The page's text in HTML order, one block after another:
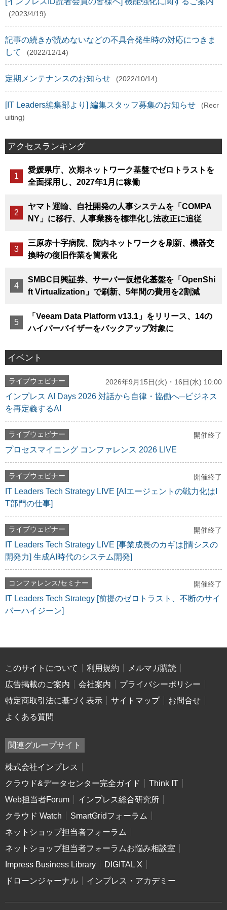
(2023/4/19)
記事の続きが読めないなどの不具合発生時の対応につきま
して
(2022/12/14)
定期メンテナンスのお知らせ (2022/10/14)
[IT Leaders編集部より] 編集スタッフ募集のお知らせ
(Recr
uiting)
アクセスランキング
愛媛県庁、次期ネットワーク基盤でゼロトラストを
全面採用し、2027年1月に稼働
ヤマト運輸、自社開発の人事システムを「COMPA
NY」に移行、人事業務を標準化し法改正に追従
三原赤十字病院、院内ネットワークを刷新、機器交
換時の復旧作業を簡素化
SMBC日興証券、サーバー仮想化基盤を「OpenShi
ft Virtualization」で刷新、5年間の費用を2割減
「Veeam Data Platform v13.1」をリリース、14の
ハイパーバイザーをバックアップ対象に
イベント
ライブウェビナー 2026年9月15日(火)・16日(水) 10:00
インプレス AI Days 2026 対話から自律・協働へ─ビジネス
を再定義するAI
ライブウェビナー 開催終了
プロセスマイニング コンファレンス 2026 LIVE
ライブウェビナー 開催終了
IT Leaders Tech Strategy LIVE [AIエージェントの戦力化はI
T部門の仕事]
ライブウェビナー 開催終了
IT Leaders Tech Strategy LIVE [事業成長のカギは[情シスの
開発力] 生成AI時代のシステム開発]
コンファレンス/セミナー 開催終了
IT Leaders Tech Strategy [前提のゼロトラスト、不断のサイ
バーハイジーン]
このサイトについて 利用規約
メルマガ購読
広告掲載のご案内
会社案内
プライバシーポリシー
特定商取引法に基づく表示
サイトマップ
お問合せ
よくある質問
関連グループサイト
株式会社インプレス
クラウド&データセンター完全ガイド
Think IT
Web担当者Forum
インプレス総合研究所
クラウド Watch
SmartGridフォーラム
ネットショップ担当者フォーラム
ネットショップ担当者フォーラムお悩み相談室
Impress Business Library
DIGITAL X
ドローンジャーナル
インプレス・アカデミー